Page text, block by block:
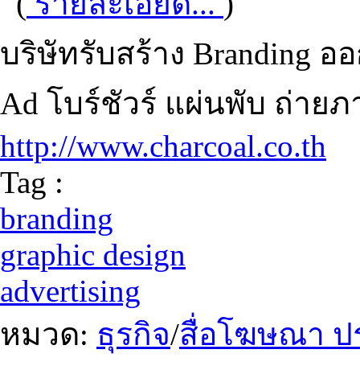
บริษัทรับสร้าง Branding อ
Ad โบร์ชัวร์ แผ่นพับ ถ่าย
http://www.charcoal.co.th
Tag :
branding
graphic design
advertising
หมวด: ธุรกิจ/สื่อโฆษณา ป